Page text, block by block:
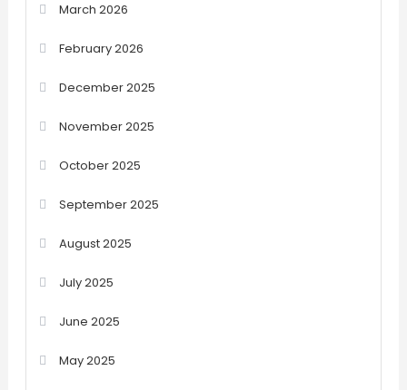
March 2026
February 2026
December 2025
November 2025
October 2025
September 2025
August 2025
July 2025
June 2025
May 2025